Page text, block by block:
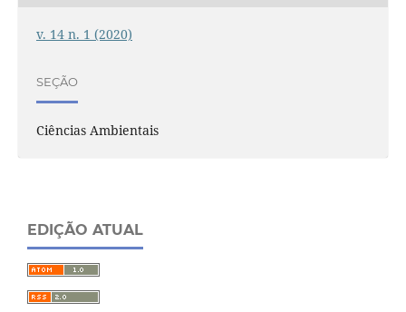
v. 14 n. 1 (2020)
SEÇÃO
Ciências Ambientais
EDIÇÃO ATUAL